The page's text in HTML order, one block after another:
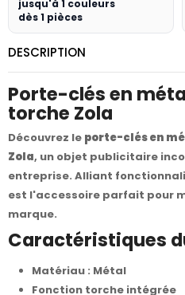
jusqu'à 1 couleurs
dès 1 pièces
DESCRIPTION
Porte-clés en
torche Zola
Découvrez le porte-clés en
Zola, un objet publicitaire
entreprise. Alliant
est l'accessoire parfait pour
marque.
Caractéristiques
Matériau : Métal
Fonction torche intégrée